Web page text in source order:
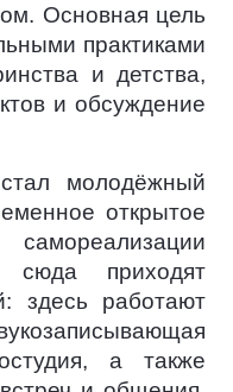
Основная цель
практиками
и детства,
и обсуждение
молодёжный
открытое
сюда приходят
здесь работают
а также